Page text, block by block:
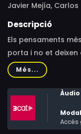
Javier Mejía, Carlos
Descripció
Els pensaments
porta i no et
solució.
Més...
Accés